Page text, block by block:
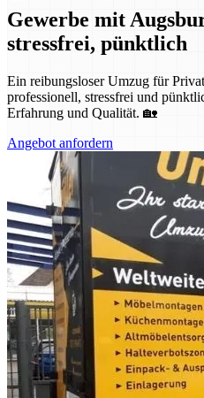
Gewerbe mit
stressfrei, pünktlich
Ein reibungsloser Umzug für
professionell, stressfrei und
Erfahrung und Qualität. 🏡
Angebot anfordern